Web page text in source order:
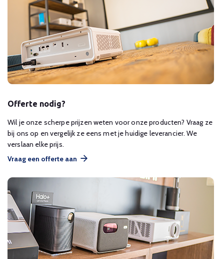
Offerte nodig?
Wil je onze scherpe prijzen weten voor onze producten? Vraag ze
bij ons op en vergelijk ze eens met je huidige leverancier. We
verslaan elke prijs.
Vraag een offerte aan